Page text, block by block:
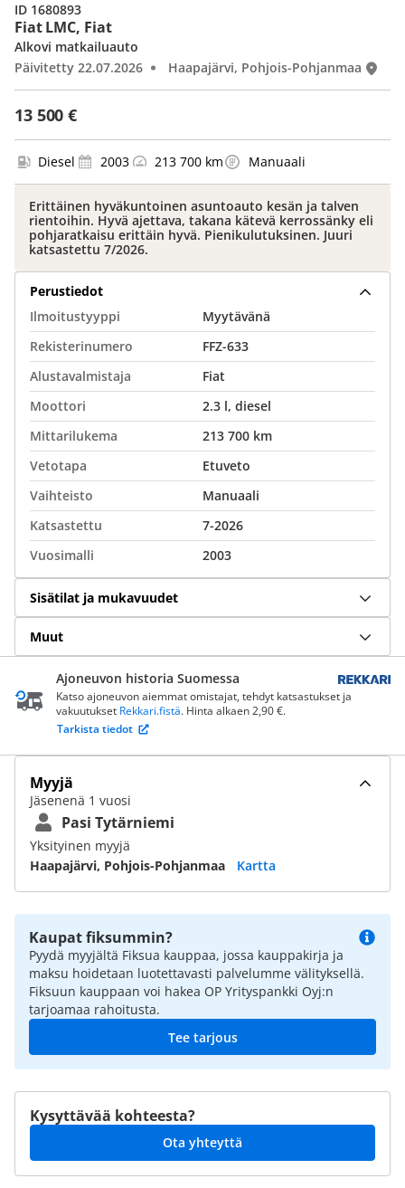
Fiat LMC, Fiat
13 500 €
Alkovi matkailuauto
Päivitetty 22.07.2026
Haapajärvi, Pohjois-Pohjanmaa
ID 1680893
Diesel 2003 213 700 km Manuaali
Erittäinen hyväkuntoinen asuntoauto kesän ja talven
rientoihin. Hyvä ajettava, takana kätevä kerrossänky eli
pohjaratkaisu erittäin hyvä. Pienikulutuksinen. Juuri
katsastettu 7/2026.
Perustiedot
Ilmoitustyyppi
Myytävänä
Rekisterinumero
FFZ-633
Alustavalmistaja
Fiat
Moottori
2.3 l, diesel
Mittarilukema
213 700 km
Vetotapa
Etuveto
Vaihteisto
Manuaali
Katsastettu
7-2026
Vuosimalli
2003
Sisätilat ja mukavuudet
Muut
Ajoneuvon historia Suomessa
Katso ajoneuvon aiemmat omistajat, tehdyt katsastukset ja
vakuutukset Rekkari.fistä. Hinta alkaen 2,90 €.
Tarkista tiedot
Myyjä
Jäsenenä 1 vuosi
Pasi Tytärniemi
Yksityinen myyjä
Haapajärvi, Pohjois-Pohjanmaa
Kartta
Kaupat fiksummin?
Pyydä myyjältä Fiksua kauppaa, jossa kauppakirja ja
maksu hoidetaan luotettavasti palvelumme välityksellä.
Fiksuun kauppaan voi hakea OP Yrityspankki Oyj:n
tarjoamaa rahoitusta.
Tee tarjous
Kysyttävää kohteesta?
Ota yhteyttä